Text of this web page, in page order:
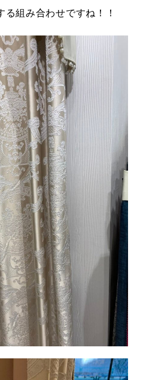
組み合わせですね！！